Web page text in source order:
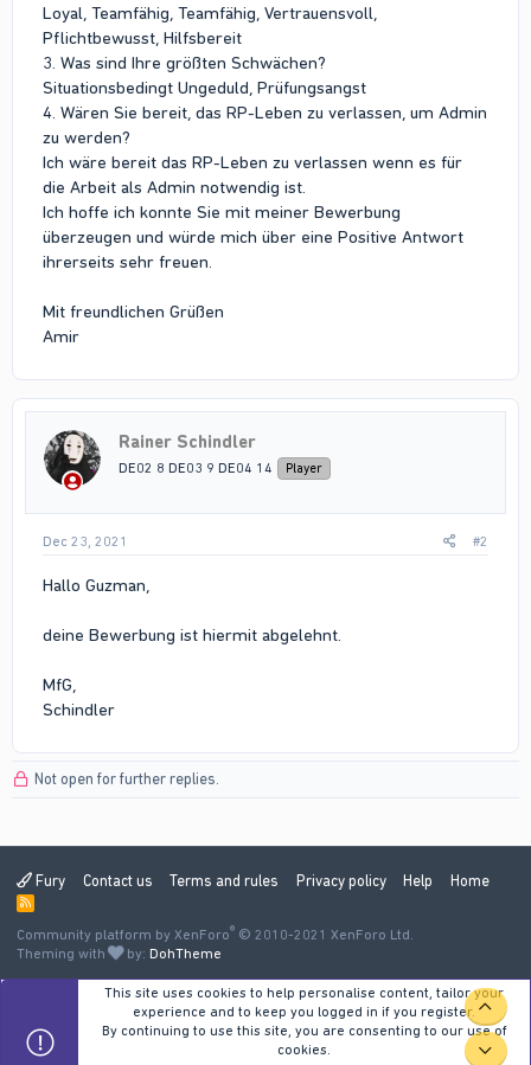
Loyal, Teamfähig, Teamfähig, Vertrauensvoll,
Pflichtbewusst, Hilfsbereit
3. Was sind Ihre größten Schwächen?
Situationsbedingt Ungeduld, Prüfungsangst
4. Wären Sie bereit, das RP-Leben zu verlassen, um Admin
zu werden?
Ich wäre bereit das RP-Leben zu verlassen wenn es für
die Arbeit als Admin notwendig ist.
Ich hoffe ich konnte Sie mit meiner Bewerbung
überzeugen und würde mich über eine Positive Antwort
ihrerseits sehr freuen.
Mit freundlichen Grüßen
Amir
Rainer Schindler
DE02 8 DE03 9 DE04 14 Player
Dec 23, 2021 #2
Hallo Guzman,
deine Bewerbung ist hiermit abgelehnt.
MfG,
Schindler
Not open for further replies.
Fury Contact us Terms and rules Privacy policy Help Home
R
S
Community platform by XenForo® © 2010-2021 XenForo Ltd.
Theming with
by: DohTheme
This site uses cookies to help personalise content, tailor your
experience and to keep you logged in if you register.
By continuing to use this site, you are consenting to our use of
cookies.
TOP